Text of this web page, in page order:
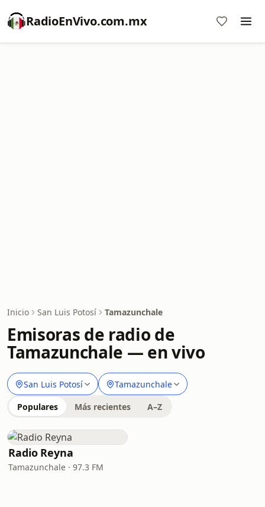
RadioEnVivo.com.mx
Inicio San Luis Potosí Tamazunchale
Emisoras de radio de
Tamazunchale — en vivo
San Luis Potosí Tamazunchale
Populares Más recientes A–Z
Radio Reyna
Tamazunchale · 97.3 FM